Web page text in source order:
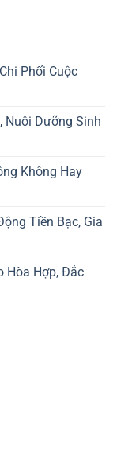
Phối Cuộc
Nuôi Dưỡng Sinh
Không Hay
Tiền Bạc, Gia
Hòa Hợp, Đắc